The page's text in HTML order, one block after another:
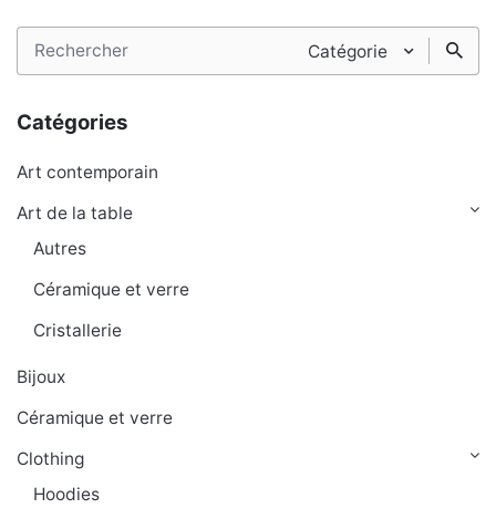
Search
for
Catégorie
Catégories
Art contemporain
Art de la table
Autres
Céramique et verre
Cristallerie
Bijoux
Céramique et verre
Clothing
Hoodies